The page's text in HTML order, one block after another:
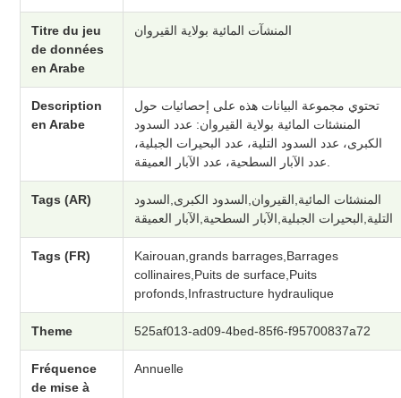
Titre du jeu
de données
en Arabe
المنشآت المائية بولاية القيروان
Description
en Arabe
تحتوي مجموعة البيانات هذه على إحصائيات حول
المنشئات المائية بولاية القيروان: عدد السدود
الكبرى، عدد السدود التلية، عدد البحيرات الجبلية،
عدد الآبار السطحية، عدد الآبار العميقة.
Tags (AR)
المنشئات المائية,القيروان,السدود الكبرى,السدود
التلية,البحيرات الجبلية,الآبار السطحية,الآبار العميقة
Tags (FR)
Kairouan,grands barrages,Barrages
collinaires,Puits de surface,Puits
profonds,Infrastructure hydraulique
Theme 525af013-ad09-4bed-85f6-f95700837a72
Fréquence
de mise à
Annuelle